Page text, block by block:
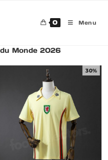
0 Menu
Monde 2026
30%